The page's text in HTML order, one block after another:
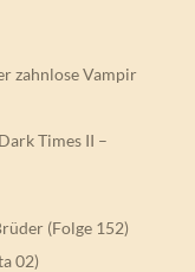
zahnlose Vampir
Times II –
(Folge 152)
02)